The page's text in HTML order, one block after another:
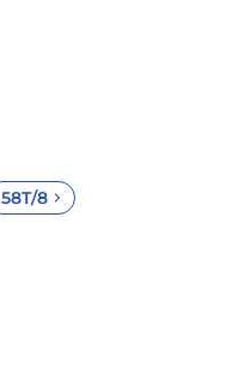
58T/8